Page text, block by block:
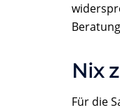
Nix
Für die